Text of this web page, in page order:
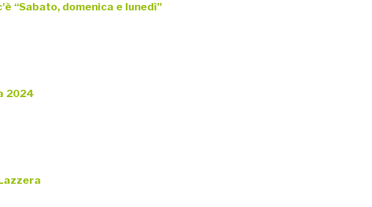
“Sabato, domenica e lunedì”
2024